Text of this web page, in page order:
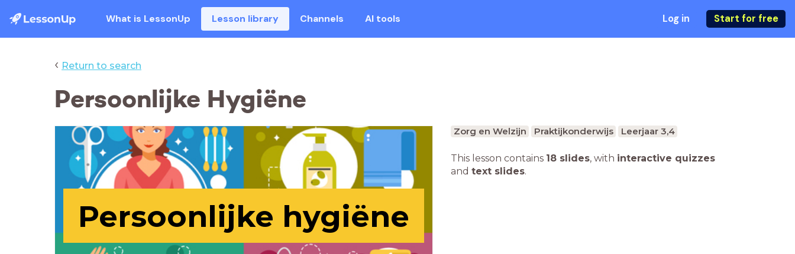
What is LessonUp Lesson library Channels AI tools Log in Start for free
‹ Return to search
Persoonlijke Hygiëne
Persoonlijke hygiëne
Zorg en Welzijn Praktijkonderwijs Leerjaar 3,4
This lesson contains 18 slides, with interactive quizzes
and text slides.